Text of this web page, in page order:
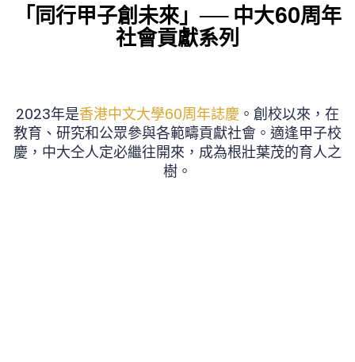
「同行甲子創未來」── 中大60周年
社會貢獻系列
2023年是香港中文大學60周年誌慶 。創校以來，在
教育、研究和公眾參與各範疇貢獻社會。適逢甲子校
慶，中大仝人定必繼往開來，成為根壯葉茂的育人之
樹。